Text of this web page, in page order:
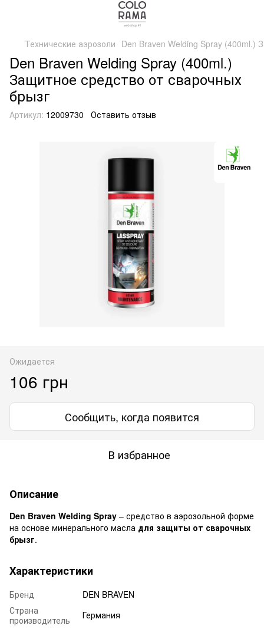
Технические аэрозоли Den Braven Welding Spray (400ml.)
Den Braven Welding Spray (400ml.)
Защитное средство от сварочных
брызг
Артикул: 12009730 Оставить отзыв
Ожидается
106 грн
Сообщить, когда появится
В избранное
Описание
Den Braven Welding Spray – средство в аэрозольной форме
на основе минерального масла для защиты от сварочных
брызг.
Характеристики
Бренд
DEN BRAVEN
Страна
производитель
Германия